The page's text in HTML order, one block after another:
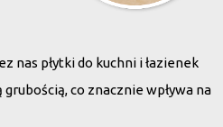
nas płytki do kuchni i łazienek
co znacznie wpływa na